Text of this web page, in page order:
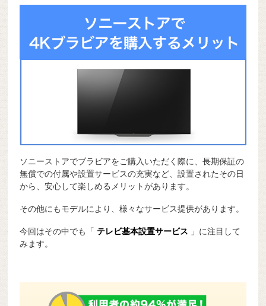
ソニーストアでブラビアをご購入いただく際に、長期保証の
無償での付属や設置サービスの充実など、設置されたその日
から、安心して楽しめるメリットがあります。
その他にもモデルにより、様々なサービス提供があります。
今回はその中でも「 テレビ基本設置サービス 」に注目して
みます。